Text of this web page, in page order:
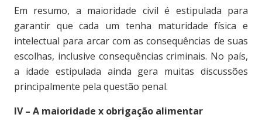
Em resumo, a maioridade civil é estipulada para
garantir que cada um tenha maturidade física e
intelectual para arcar com as consequências de suas
escolhas, inclusive consequências criminais. No país,
a idade estipulada ainda gera muitas discussões
principalmente pela questão penal.
IV – A maioridade x obrigação alimentar